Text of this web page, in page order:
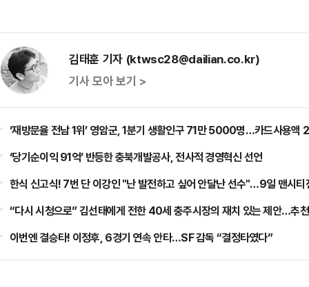
김태훈 기자 (ktwsc28@dailian.co.kr)
기사 모아 보기 >
‘재방문율 전남 1위’ 영암군, 1분기 생활인구 71만 5000명…카드사용액
‘당기순이익 91억’ 반등한 충북개발공사, 전사적 경영혁신 선언
한식 신고식! 7번 단 이강인 "난 발전하고 싶어 안달난 선수"…9일 맨시티
“다시 시청으로” 김선태에게 전한 40세 충주시장의 재치 있는 제안…추
이번엔 결승타! 이정후, 6경기 연속 안타…SF 감독 “결정타였다”